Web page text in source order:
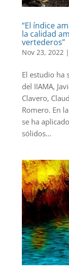
“El índice
la calidad
vertederos”
Nov 23, 2022 |
El estudio ha
del IIAMA,
Clavero,
Romero. En
se ha
sólidos...